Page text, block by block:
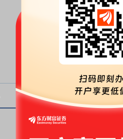
主力净比：
超大单净比：
大单净比：
中单净比：